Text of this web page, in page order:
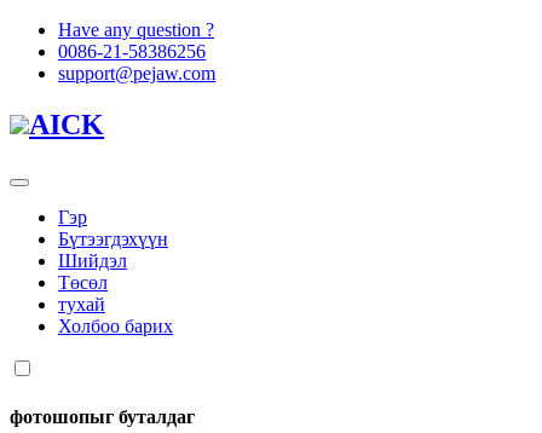
Have any question ?
0086-21-58386256
support@pejaw.com
AICK
Гэр
Бүтээгдэхүүн
Шийдэл
Төсөл
тухай
Холбоо барих
фотошопыг буталдаг